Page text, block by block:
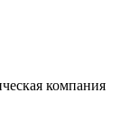
компания